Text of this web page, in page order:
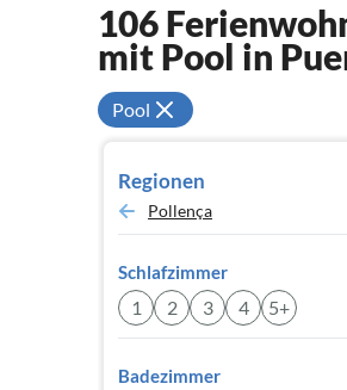
106
mit Pool in
Pool
Regionen
Pollença
Schlafzimmer
1 2 3 4 5+
Badezimmer